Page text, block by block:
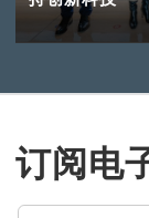
订阅电